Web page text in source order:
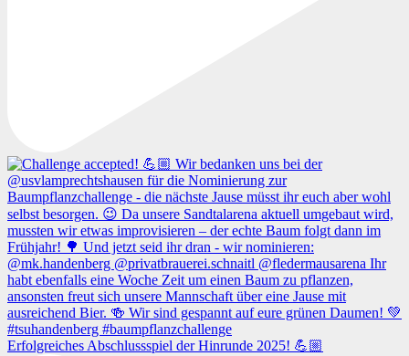
Erfolgreiches Abschlussspiel der Hinrunde 2025! 💪🏼